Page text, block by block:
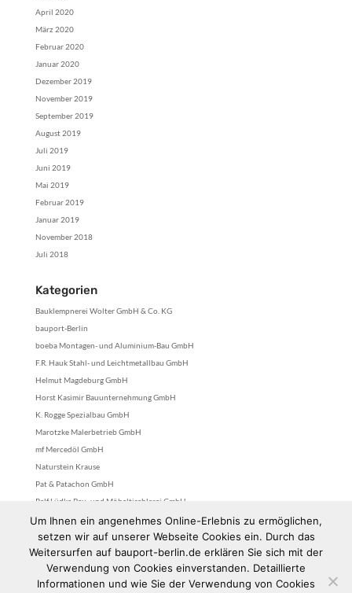
April 2020
März 2020
Februar 2020
Januar 2020
Dezember 2019
November 2019
September 2019
August 2019
Juli 2019
Juni 2019
Mai 2019
Februar 2019
Januar 2019
November 2018
Juli 2018
Kategorien
Bauklempnerei Wolter GmbH & Co. KG
bauport-Berlin
boeba Montagen- und Aluminium-Bau GmbH
F.R. Hauk Stahl- und Leichtmetallbau GmbH
Helmut Magdeburg GmbH
Horst Kasimir Bauunternehmung GmbH
K. Rogge Spezialbau GmbH
Marotzke Malerbetrieb GmbH
mf Mercedöl GmbH
Naturstein Krause
Pat & Patachon GmbH
Ralf Lüdke Bau- und Möbeltischlerei GmbH
stefan fittkau gmbh
Tischlerei Royek GmbH
Uncategorized
Wolfgang Blum GmbH & Co. KG
Um Ihnen ein angenehmes Online-Erlebnis zu ermöglichen,
setzen wir auf unserer Webseite Cookies ein. Durch das
Weitersurfen auf bauport-berlin.de erklären Sie sich mit der
Verwendung von Cookies einverstanden. Detaillierte
Informationen und wie Sie der Verwendung von Cookies